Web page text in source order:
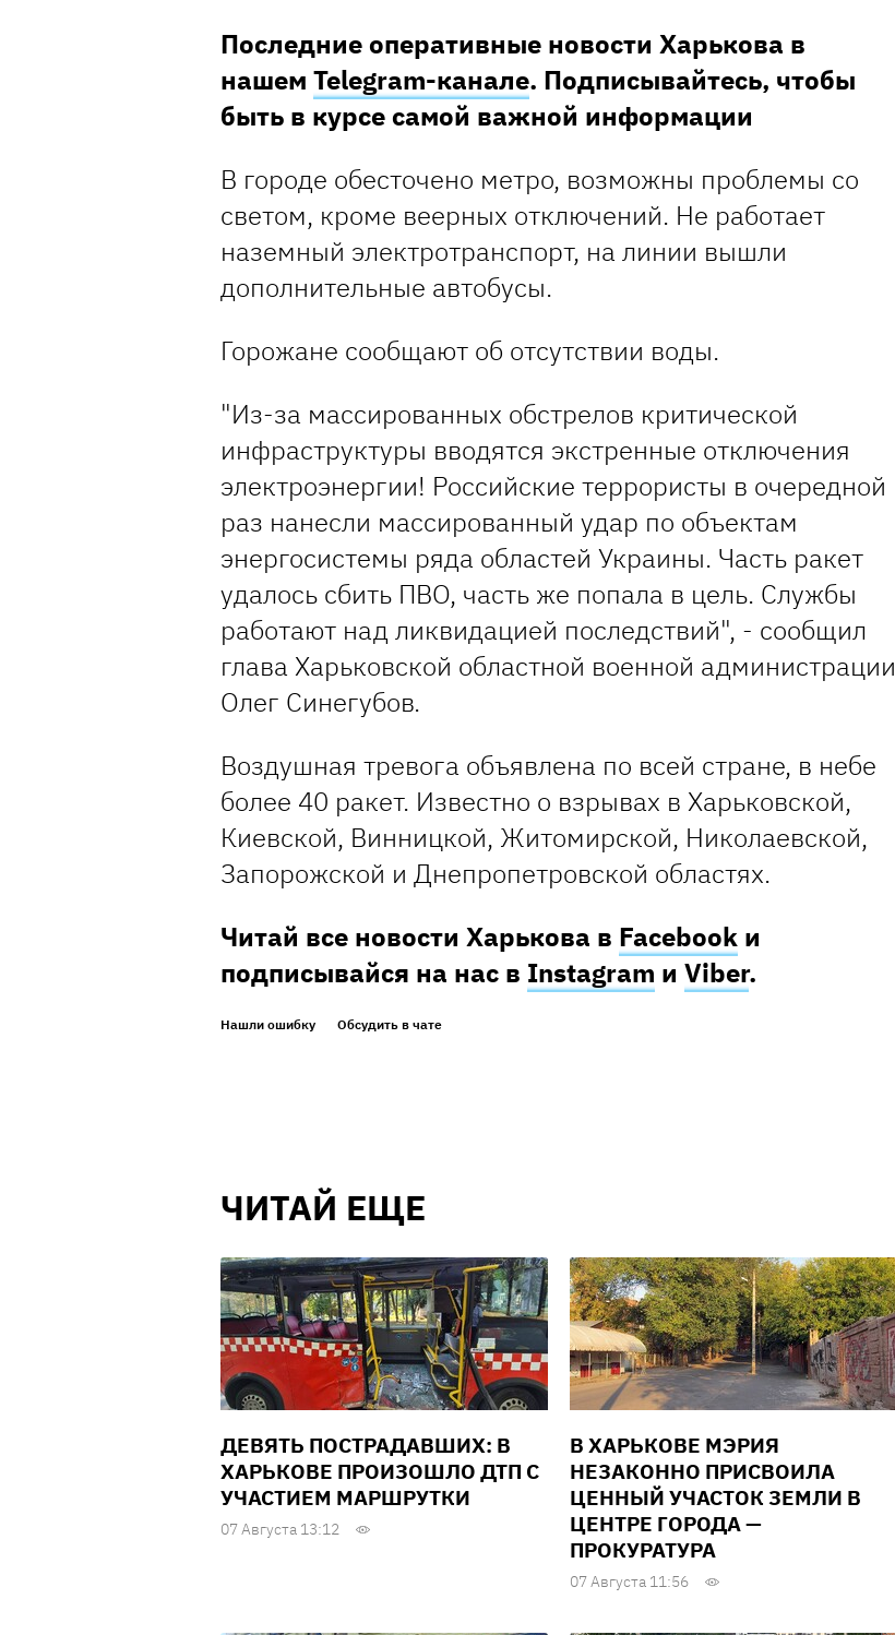
Последние оперативные новости Харькова в
нашем Telegram-канале. Подписывайтесь, чтобы
быть в курсе самой важной информации
В городе обесточено метро, ​​возможны проблемы со
светом, кроме веерных отключений. Не работает
наземный электротранспорт, на линии вышли
дополнительные автобусы.
Горожане сообщают об отсутствии воды.
"Из-за массированных обстрелов критической
инфраструктуры вводятся экстренные отключения
электроэнергии! Российские террористы в очередной
раз нанесли массированный удар по объектам
энергосистемы ряда областей Украины. Часть ракет
удалось сбить ПВО, часть же попала в цель. Службы
работают над ликвидацией последствий", - сообщил
глава Харьковской областной военной администрации
Олег Синегубов.
Воздушная тревога объявлена по всей стране, в небе
более 40 ракет. Известно о взрывах в Харьковской,
Киевской, Винницкой, Житомирской, Николаевской,
Запорожской и Днепропетровской областях.
Читай все новости Харькова в Facebook и
подписывайся на нас в Instagram и Viber.
Нашли ошибку Обсудить в чате
ЧИТАЙ ЕЩЕ
ДЕВЯТЬ ПОСТРАДАВШИХ: В
ХАРЬКОВЕ ПРОИЗОШЛО ДТП С
УЧАСТИЕМ МАРШРУТКИ
07 Августа 13:12
В ХАРЬКОВЕ МЭРИЯ
НЕЗАКОННО ПРИСВОИЛА
ЦЕННЫЙ УЧАСТОК ЗЕМЛИ В
ЦЕНТРЕ ГОРОДА —
ПРОКУРАТУРА
07 Августа 11:56